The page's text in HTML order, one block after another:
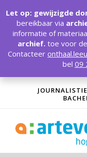
Let op: gewijzigde
bereikbaar via
informatie of
archief. toe voor
Contacteer
bel 09